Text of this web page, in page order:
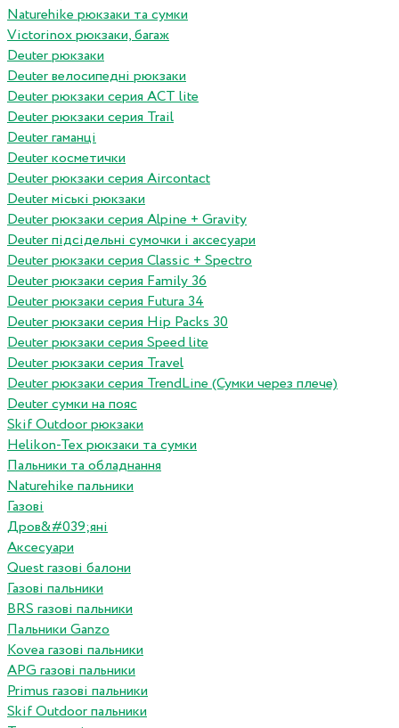
Naturehike рюкзаки та сумки
Victorinox рюкзаки, багаж
Deuter рюкзаки
Deuter велосипедні рюкзаки
Deuter рюкзаки серия ACT lite
Deuter рюкзаки серия Trail
Deuter гаманці
Deuter косметички
Deuter рюкзаки серия Aircontact
Deuter міські рюкзаки
Deuter рюкзаки серия Alpine + Gravity
Deuter підсідельні сумочки і аксесуари
Deuter рюкзаки серия Classic + Spectro
Deuter рюкзаки серия Family 36
Deuter рюкзаки серия Futura 34
Deuter рюкзаки серия Hip Packs 30
Deuter рюкзаки серия Speed lite
Deuter рюкзаки серия Travel
Deuter рюкзаки серия TrendLine (Сумки через плече)
Deuter сумки на пояс
Skif Outdoor рюкзаки
Helikon-Tex рюкзаки та сумки
Пальники та обладнання
Naturehike пальники
Газові
Дров&#039;яні
Аксесуари
Quest газові балони
Газові пальники
BRS газові пальники
Пальники Ganzo
Kovea газові пальники
APG газові пальники
Primus газові пальники
Skif Outdoor пальники